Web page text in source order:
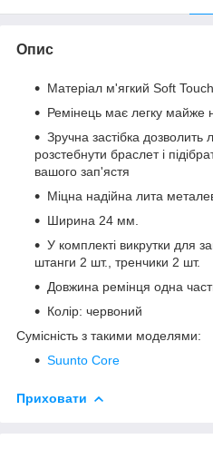
Опис
Матеріал м'ягкий Soft Touch
Ремінець має легку майже
Зручна застібка дозволить
розстебнути браслет і
вашого зап'ястя
Міцна надійна лита
Ширина 24 мм.
У комплекті викрутки для
штанги 2 шт., тренчики 2 шт.
Довжина ремінця одна
Колір: червоний
Сумісність з такими моделями:
Suunto Core
Приховати